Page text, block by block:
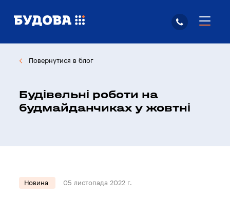
Повернутися в блог
Будівельні роботи на
будмайданчиках у жовтні
Новина 05 листопада 2022 г.